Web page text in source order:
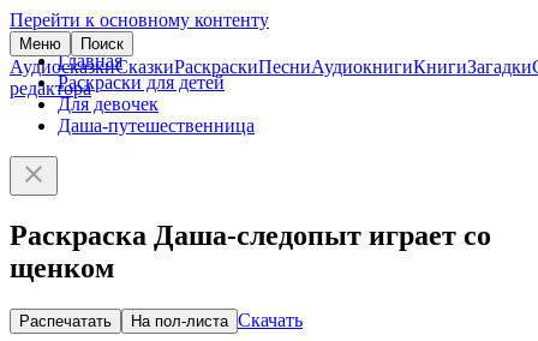
Перейти к основному контенту
Меню Поиск
АудиосказкиСказкиРаскраскиПесниАудиокнигиКнигиЗагадки
редактора
Главная
Раскраски для детей
Для девочек
Даша-путешественница
Раскраска Даша-следопыт играет со
щенком
Распечатать На пол-листа Скачать